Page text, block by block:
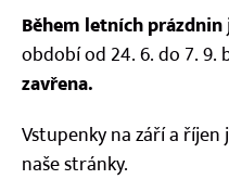
Lidé
Vstupenky
Dárkové poukazy
Během letních prázdnin
období od 24. 6. do 7. 9.
zavřena.
Vstupenky na září a
naše stránky.